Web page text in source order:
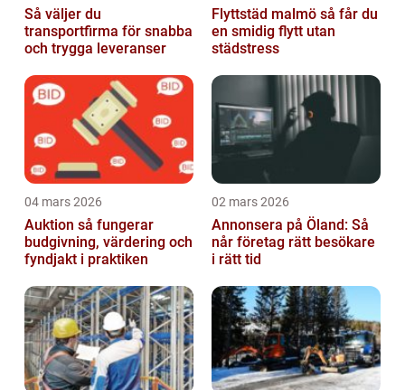
Så väljer du
transportfirma för snabba
och trygga leveranser
Flyttstäd malmö så får du
en smidig flytt utan
städstress
04 mars 2026
Auktion så fungerar
budgivning, värdering och
fyndjakt i praktiken
02 mars 2026
Annonsera på Öland: Så
når företag rätt besökare
i rätt tid